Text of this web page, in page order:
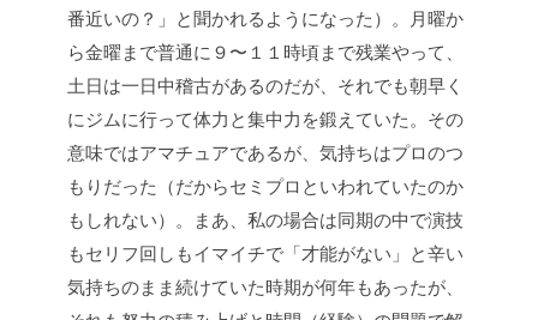
番近いの？」と聞かれるようになった）。月曜か
ら金曜まで普通に９〜１１時頃まで残業やって、
土日は一日中稽古があるのだが、それでも朝早く
にジムに行って体力と集中力を鍛えていた。その
意味ではアマチュアであるが、気持ちはプロのつ
もりだった（だからセミプロといわれていたのか
もしれない）。まあ、私の場合は同期の中で演技
もセリフ回しもイマイチで「才能がない」と辛い
気持ちのまま続けていた時期が何年もあったが、